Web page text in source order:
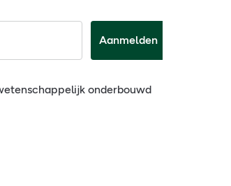
Aanmelden
onderbouwd